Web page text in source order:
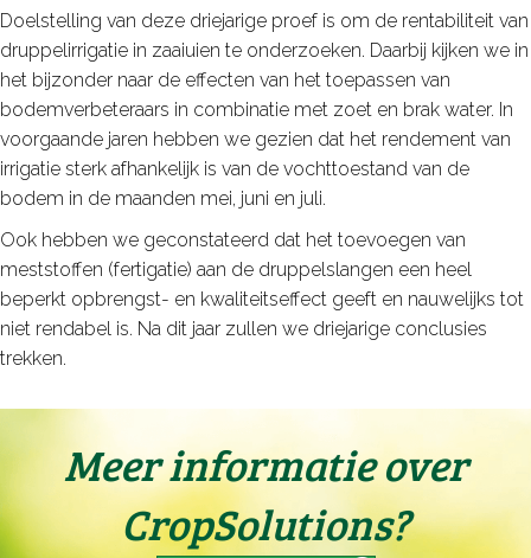
Doelstelling van deze driejarige proef is om de rentabiliteit van
druppelirrigatie in zaaiuien te onderzoeken. Daarbij kijken we in
het bijzonder naar de effecten van het toepassen van
bodemverbeteraars in combinatie met zoet en brak water. In
voorgaande jaren hebben we gezien dat het rendement van
irrigatie sterk afhankelijk is van de vochttoestand van de
bodem in de maanden mei, juni en juli.
Ook hebben we geconstateerd dat het toevoegen van
meststoffen (fertigatie) aan de druppelslangen een heel
beperkt opbrengst- en kwaliteitseffect geeft en nauwelijks tot
niet rendabel is. Na dit jaar zullen we driejarige conclusies
trekken.
Meer informatie over
CropSolutions?